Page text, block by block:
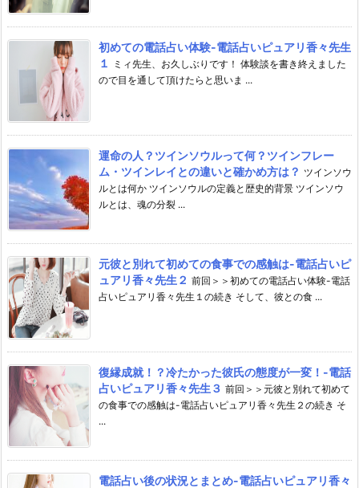
初めての電話占い体験-電話占いピュアリ香々先生
１
ミィ先生、お久しぶりです！ 体験談を書き終えました
ので目を通して頂けたらと思いま ...
運命の人？ツインソウルって何？ツインフレー
ム・ツインレイとの違いと確かめ方は？ ツインソウ
ルとは何か ツインソウルの定義と歴史的背景 ツインソウ
ルとは、魂の分裂 ...
元彼と別れて初めての食事での感触は-電話占いピ
ュアリ香々先生２ 前回＞＞初めての電話占い体験-電話
占いピュアリ香々先生１の続き そして、彼との食 ...
復縁成就！？冷たかった彼氏の態度が一変！-電話
占いピュアリ香々先生３ 前回＞＞元彼と別れて初めて
の食事での感触は-電話占いピュアリ香々先生２の続き そ
...
電話占い後の状況とまとめ-電話占いピュアリ香々